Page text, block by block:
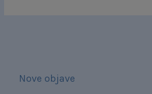
Nove objave